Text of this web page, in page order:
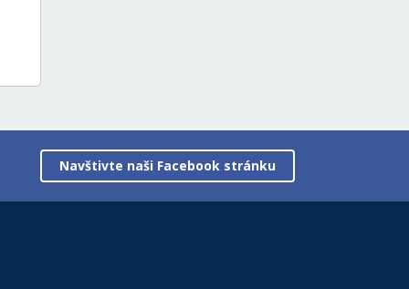
Navštivte naši Facebook stránku